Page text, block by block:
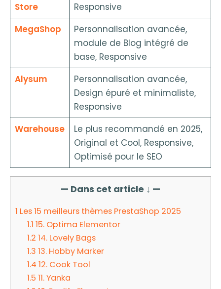
Store
Responsive
MegaShop
Personnalisation avancée,
module de Blog intégré de
base, Responsive
Alysum
Personnalisation avancée,
Design épuré et minimaliste,
Responsive
Warehouse
Le plus recommandé en 2025,
Original et Cool, Responsive,
Optimisé pour le SEO
— Dans cet article ↓ —
1 Les 15 meilleurs thèmes PrestaShop 2025
1.1 15. Optima Elementor
1.2 14. Lovely Bags
1.3 13. Hobby Marker
1.4 12. Cook Tool
1.5 11. Yanka